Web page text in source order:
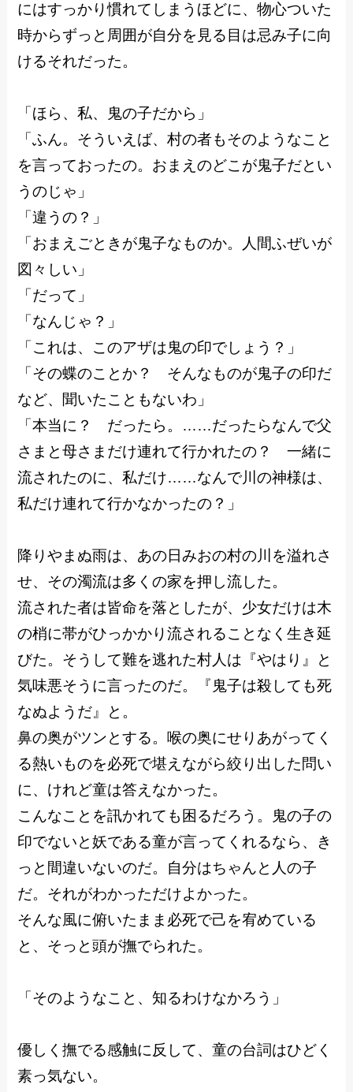
にはすっかり慣れてしまうほどに、物心ついた
時からずっと周囲が自分を見る目は忌み子に向
けるそれだった。
「ほら、私、鬼の子だから」
「ふん。そういえば、村の者もそのようなこと
を言っておったの。おまえのどこが鬼子だとい
うのじゃ」
「違うの？」
「おまえごときが鬼子なものか。人間ふぜいが
図々しい」
「だって」
「なんじゃ？」
「これは、このアザは鬼の印でしょう？」
「その蝶のことか？ そんなものが鬼子の印だ
など、聞いたこともないわ」
「本当に？ だったら。……だったらなんで父
さまと母さまだけ連れて行かれたの？ 一緒に
流されたのに、私だけ……なんで川の神様は、
私だけ連れて行かなかったの？」
降りやまぬ雨は、あの日みおの村の川を溢れさ
せ、その濁流は多くの家を押し流した。
流された者は皆命を落としたが、少女だけは木
の梢に帯がひっかかり流されることなく生き延
びた。そうして難を逃れた村人は『やはり』と
気味悪そうに言ったのだ。『鬼子は殺しても死
なぬようだ』と。
鼻の奥がツンとする。喉の奥にせりあがってく
る熱いものを必死で堪えながら絞り出した問い
に、けれど童は答えなかった。
こんなことを訊かれても困るだろう。鬼の子の
印でないと妖である童が言ってくれるなら、き
っと間違いないのだ。自分はちゃんと人の子
だ。それがわかっただけよかった。
そんな風に俯いたまま必死で己を宥めている
と、そっと頭が撫でられた。
「そのようなこと、知るわけなかろう」
優しく撫でる感触に反して、童の台詞はひどく
素っ気ない。